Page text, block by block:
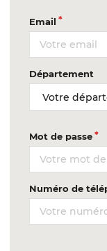
Email
Département
Mot de passe
Numéro de